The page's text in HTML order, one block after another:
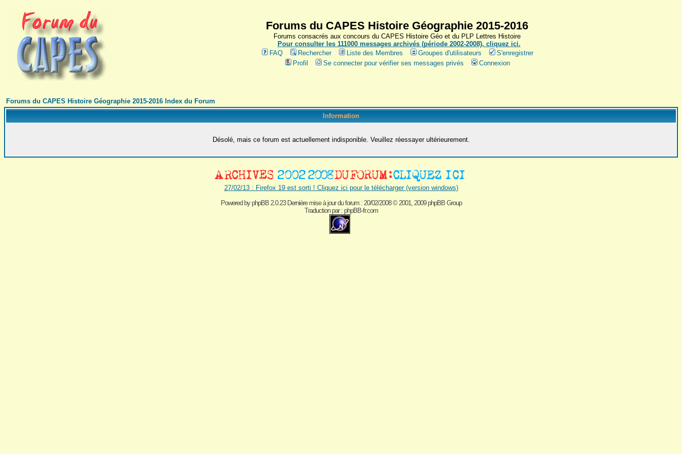
Forums du CAPES Histoire Géographie 2015-2016
Forums consacrés aux concours du CAPES Histoire Géo et du PLP Lettres Histoire
Pour consulter les 111000 messages archivés (période 2002-2008), cliquez ici.
FAQ
Rechercher Liste des Membres Groupes d'utilisateurs
S'enregistrer
Profil
Se connecter pour vérifier ses messages privés Connexion
Forums du CAPES Histoire Géographie 2015-2016 Index du Forum
Information
Désolé, mais ce forum est actuellement indisponible. Veuillez réessayer ultérieurement.
27/02/13 : Firefox 19 est sorti ! Cliquez ici pour le télécharger (version windows)
Powered byphpBB 2.0.23 Dernière mise à jour du forum : 20/02/2008© 2001, 2009 phpBB Group
Traduction par : phpBB-fr.com